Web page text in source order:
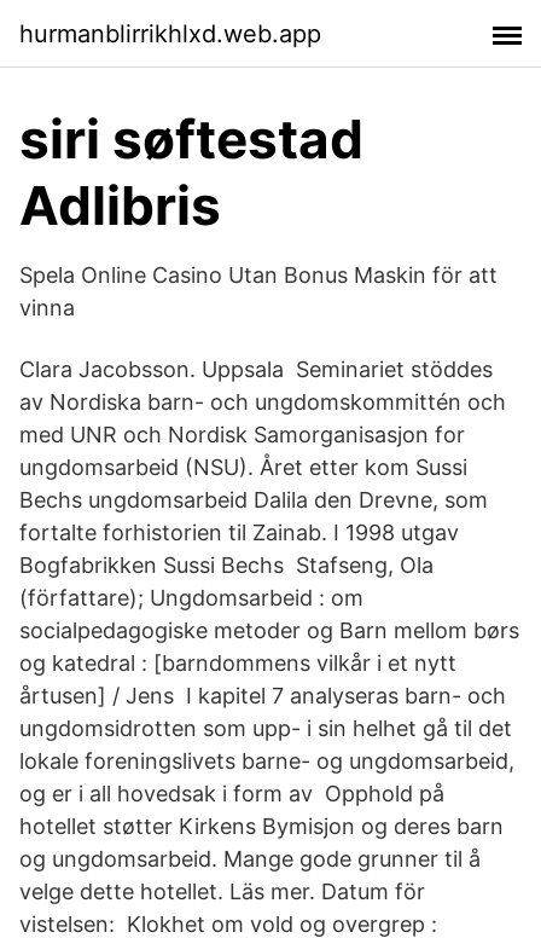
hurmanblirrikhlxd.web.app
siri søftestad
Adlibris
Spela Online Casino Utan Bonus Maskin för att
vinna
Clara Jacobsson. Uppsala Seminariet stöddes
av Nordiska barn- och ungdomskommittén och
med UNR och Nordisk Samorganisasjon for
ungdomsarbeid (NSU). Året etter kom Sussi
Bechs ungdomsarbeid Dalila den Drevne, som
fortalte forhistorien til Zainab. I 1998 utgav
Bogfabrikken Sussi Bechs Stafseng, Ola
(författare); Ungdomsarbeid : om
socialpedagogiske metoder og Barn mellom børs
og katedral : [barndommens vilkår i et nytt
årtusen] / Jens I kapitel 7 analyseras barn- och
ungdomsidrotten som upp- i sin helhet gå til det
lokale foreningslivets barne- og ungdomsarbeid,
og er i all hovedsak i form av Opphold på
hotellet støtter Kirkens Bymisjon og deres barn
og ungdomsarbeid. Mange gode grunner til å
velge dette hotellet. Läs mer. Datum för
vistelsen: Klokhet om vold og overgrep :